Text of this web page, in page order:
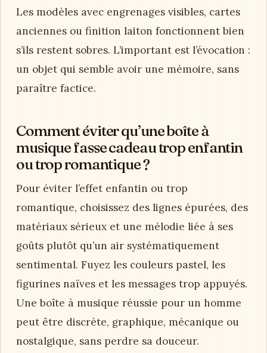
Les modèles avec engrenages visibles, cartes
anciennes ou finition laiton fonctionnent bien
s’ils restent sobres. L’important est l’évocation :
un objet qui semble avoir une mémoire, sans
paraître factice.
Comment éviter qu’une boîte à
musique fasse cadeau trop enfantin
ou trop romantique ?
Pour éviter l’effet enfantin ou trop
romantique, choisissez des lignes épurées, des
matériaux sérieux et une mélodie liée à ses
goûts plutôt qu’un air systématiquement
sentimental. Fuyez les couleurs pastel, les
figurines naïves et les messages trop appuyés.
Une boîte à musique réussie pour un homme
peut être discrète, graphique, mécanique ou
nostalgique, sans perdre sa douceur.